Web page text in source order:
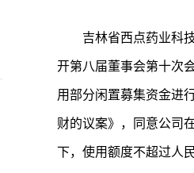
吉林省西点药业科
开第八届董事会第十次
用部分闲置募集资金进
财的议案》，同意公司
下，使用额度不超过人